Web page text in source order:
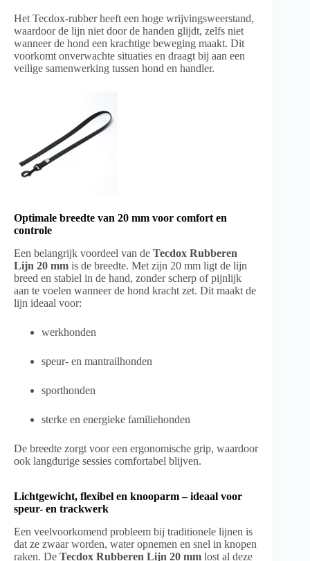
Het Tecdox-rubber heeft een hoge wrijvingsweerstand,
waardoor de lijn niet door de handen glijdt, zelfs niet
wanneer de hond een krachtige beweging maakt. Dit
voorkomt onverwachte situaties en draagt bij aan een
veilige samenwerking tussen hond en handler.
Optimale breedte van 20 mm voor comfort en
controle
Een belangrijk voordeel van de Tecdox Rubberen
Lijn 20 mm is de breedte. Met zijn 20 mm ligt de lijn
breed en stabiel in de hand, zonder scherp of pijnlijk
aan te voelen wanneer de hond kracht zet. Dit maakt de
lijn ideaal voor:
werkhonden
speur- en mantrailhonden
sporthonden
sterke en energieke familiehonden
De breedte zorgt voor een ergonomische grip, waardoor
ook langdurige sessies comfortabel blijven.
Lichtgewicht, flexibel en knooparm – ideaal voor
speur- en trackwerk
Een veelvoorkomend probleem bij traditionele lijnen is
dat ze zwaar worden, water opnemen en snel in knopen
raken. De Tecdox Rubberen Lijn 20 mm lost al deze